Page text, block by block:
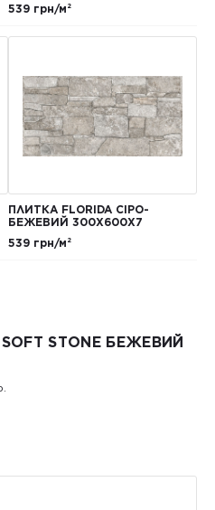
539 грн/м²
ПЛИТКА FLORIDA СІРО-
БЕЖЕВИЙ 300Х600Х7
539 грн/м²
STONE БЕЖЕВИЙ